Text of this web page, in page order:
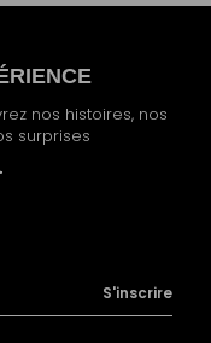
nos histoires, nos
surprises
S'inscrire